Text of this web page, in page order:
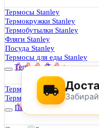
Термосы Stanley
Термокружки Stanley
Термобутылки Stanley
Фляги Stanley
Посуда Stanley
Термосы для еды Stanley
Термосы Tyeso
Термокружки Tyeso
Термобутылки Tyeso
Питание
Будь Готов.
0